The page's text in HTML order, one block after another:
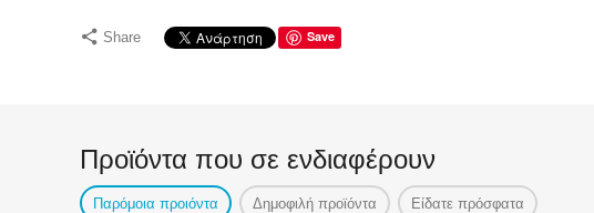
Share Save
Προϊόντα που σε ενδιαφέρουν
Παρόμοια προιόντα Δημοφιλή προϊόντα Είδατε πρόσφατα